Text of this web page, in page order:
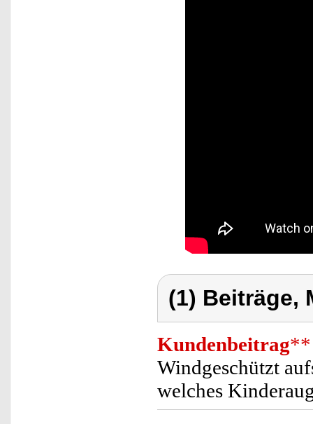
(1) Beiträge,
Kundenbeitrag**
Windgeschützt
welches